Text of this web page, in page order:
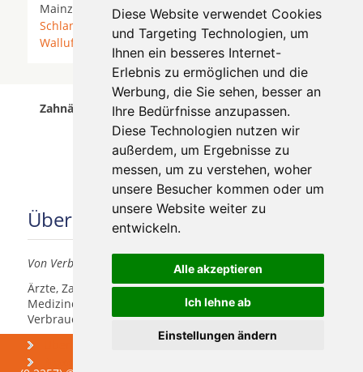
Diese Website verwendet Cookies
und Targeting Technologien, um
Ihnen ein besseres Internet-
Erlebnis zu ermöglichen und die
Werbung, die Sie sehen, besser an
Ihre Bedürfnisse anzupassen.
Diese Technologien nutzen wir
außerdem, um Ergebnisse zu
messen, um zu verstehen, woher
unsere Besucher kommen oder um
unsere Website weiter zu
entwickeln.
Alle akzeptieren
Ich lehne ab
Einstellungen ändern
Mainz am Rhein *Mainz-Kastel*Mainz-Kostheim*
Schlangenbad
* Taunusstein * Wackernheim *
Walluf
Wiesbaden*
Zahnärzte für Zahnimplantete in Urmitz wurde am
08 August 2026 aktualisiert.
Über uns
Von Verbrauchern für Verbraucher
Ärzte, Zahnärzte, Akustiker und andere
Medizindienstleister haben hier die Möglichkeit, sich
Verbrauchern vorzustellen.
Praxismarketing